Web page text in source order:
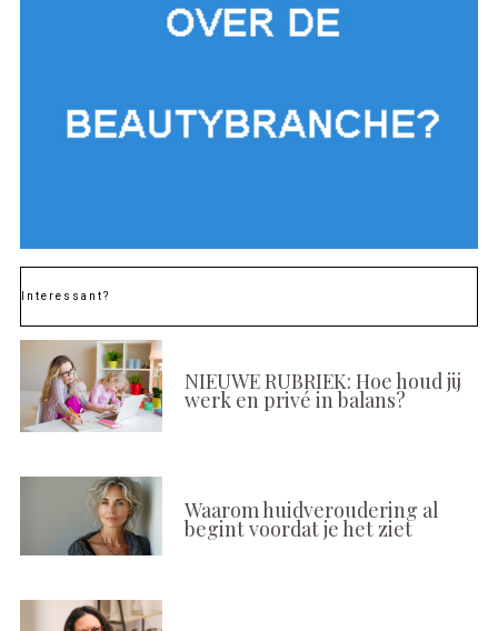
Interessant?
NIEUWE RUBRIEK: Hoe houd jij
werk en privé in balans?
Waarom huidveroudering al
begint voordat je het ziet